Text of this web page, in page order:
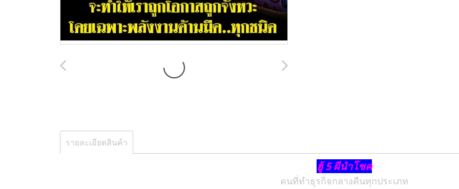
รายละเอียดสินค้า
ฮู้ 5 ผีนำโชค
คนที่ทำธุรกิจกลางคืนทุกประเภท